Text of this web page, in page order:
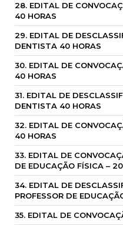
28. EDITAL DE
40 HORAS
29. EDITAL DE
DENTISTA 40 HORAS
30. EDITAL DE
40 HORAS
31. EDITAL DE
DENTISTA 40 HORAS
32. EDITAL DE
40 HORAS
33. EDITAL DE
DE EDUCAÇÃO FÍSICA –
34. EDITAL DE
PROFESSOR DE
35. EDITAL DE